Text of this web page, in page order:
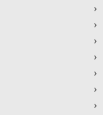
›
›
›
›
›
›
›